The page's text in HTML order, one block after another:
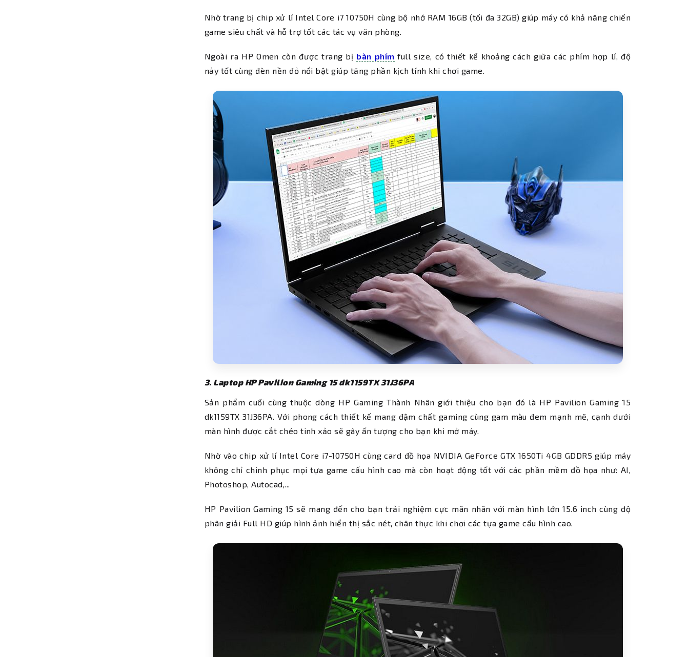
Nhờ trang bị chip xử lí Intel Core i7 10750H cùng bộ nhớ RAM 16GB (tối đa 32GB) giúp máy có khả năng chiến
game siêu chất và hỗ trợ tốt các tác vụ văn phòng.
Ngoài ra HP Omen còn được trang bị bàn phím full size, có thiết kế khoảng cách giữa các phím hợp lí, độ
nảy tốt cùng đèn nền đỏ nổi bật giúp tăng phần kịch tính khi chơi game.
3. Laptop HP Pavilion Gaming 15 dk1159TX 31J36PA
Sản phẩm cuối cùng thuộc dòng HP Gaming Thành Nhân giới thiệu cho bạn đó là HP Pavilion Gaming 15
dk1159TX 31J36PA. Với phong cách thiết kế mang đậm chất gaming cùng gam màu đem mạnh mẽ, cạnh dưới
màn hình được cắt chéo tinh xảo sẽ gây ấn tượng cho bạn khi mở máy.
Nhờ vào chip xử lí Intel Core i7-10750H cùng card đồ họa NVIDIA GeForce GTX 1650Ti 4GB GDDR5 giúp máy
không chỉ chinh phục mọi tựa game cấu hình cao mà còn hoạt động tốt với các phần mềm đồ họa như: AI,
Photoshop, Autocad,...
HP Pavilion Gaming 15 sẽ mang đến cho bạn trải nghiệm cực mãn nhãn với màn hình lớn 15.6 inch cùng độ
phân giải Full HD giúp hình ảnh hiển thị sắc nét, chân thực khi chơi các tựa game cấu hình cao.